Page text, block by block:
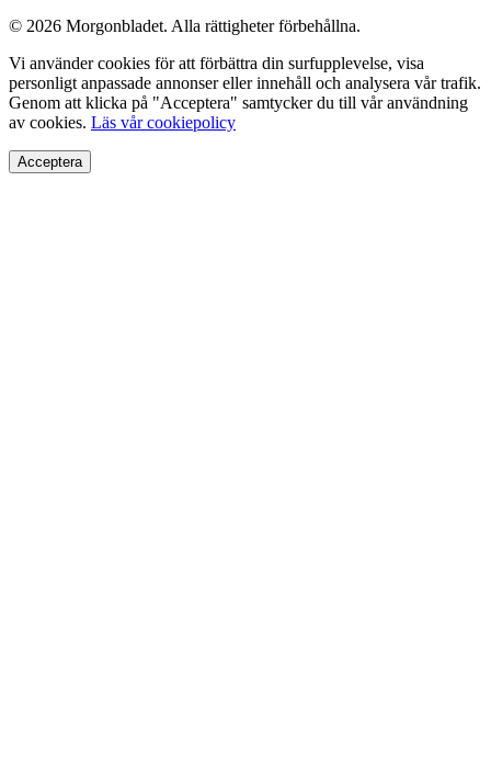
© 2026 Morgonbladet. Alla rättigheter förbehållna.
Vi använder cookies för att förbättra din surfupplevelse, visa
personligt anpassade annonser eller innehåll och analysera vår trafik.
Genom att klicka på "Acceptera" samtycker du till vår användning
av cookies. Läs vår cookiepolicy
Acceptera